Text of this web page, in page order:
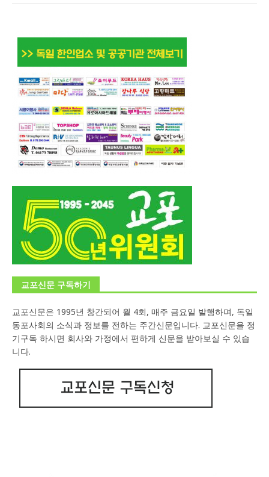
교포신문 구독하기
교포신문은 1995년 창간되어 월 4회, 매주 금요일 발행하며, 독일
동포사회의 소식과 정보를 전하는 주간신문입니다. 교포신문을 정
기구독 하시면 회사와 가정에서 편하게 신문을 받아보실 수 있습
니다.